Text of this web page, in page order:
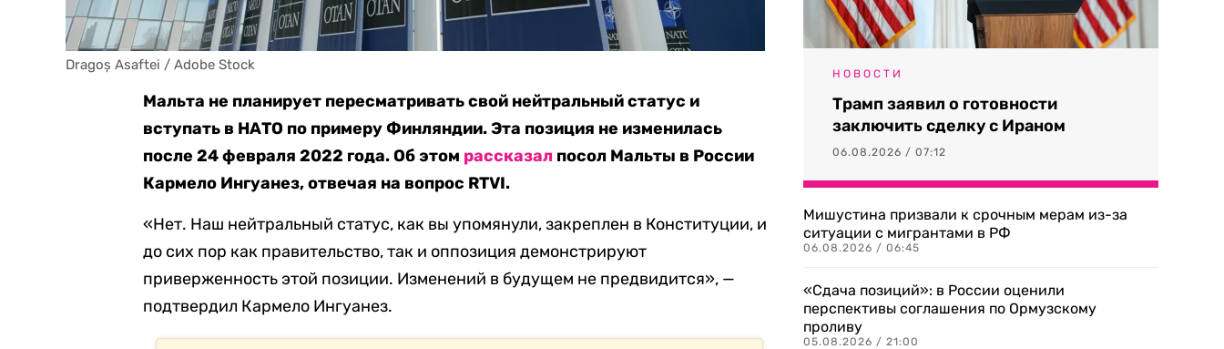
Dragoș Asaftei / Adobe Stock
Мальта не планирует пересматривать свой нейтральный статус и
вступать в НАТО по примеру Финляндии. Эта позиция не изменилась
после 24 февраля 2022 года. Об этом рассказал посол Мальты в России
Кармело Ингуанез, отвечая на вопрос RTVI.
«Нет. Наш нейтральный статус, как вы упомянули, закреплен в Конституции, и
до сих пор как правительство, так и оппозиция демонстрируют
приверженность этой позиции. Изменений в будущем не предвидится», —
подтвердил Кармело Ингуанез.
НОВОСТИ
Трамп заявил о готовности
заключить сделку с Ираном
06.08.2026 / 07:12
Мишустина призвали к срочным мерам из-за
ситуации с мигрантами в РФ
06.08.2026 / 06:45
«Сдача позиций»: в России оценили
перспективы соглашения по Ормузскому
проливу
05.08.2026 / 21:00